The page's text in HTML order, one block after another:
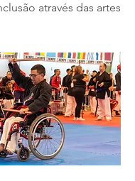
através das artes